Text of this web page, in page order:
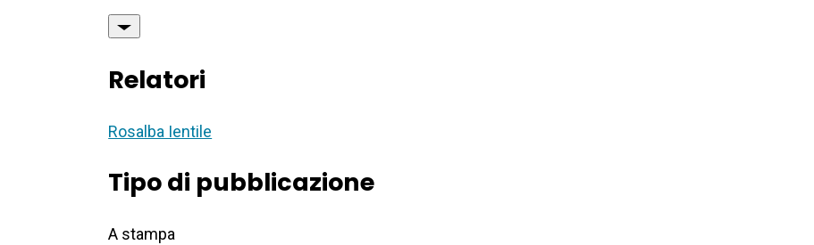
Relatori
Rosalba Ientile
Tipo di pubblicazione
A stampa